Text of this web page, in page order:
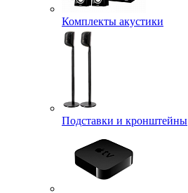
Комплекты акустики
Подставки и кронштейны